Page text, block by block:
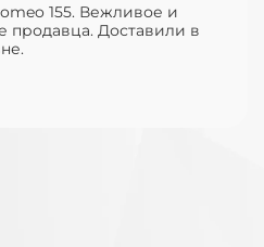
155. Вежливое и
продавца. Доставили в